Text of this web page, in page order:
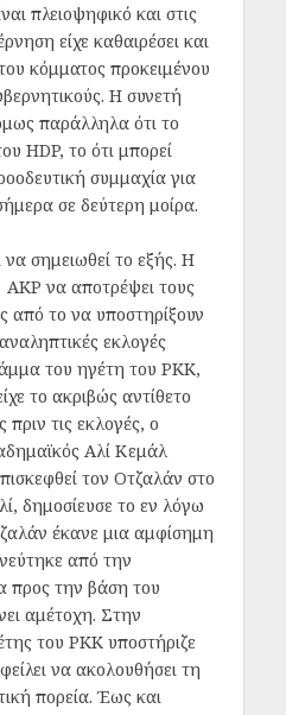
πλειοψηφικό και στις
είχε καθαιρέσει και
κόμματος προκειμένου
Η συνετή
παράλληλα ότι το
HDP, το ότι μπορεί
συμμαχία για
σε δεύτερη μοίρα.
να σημειωθεί το εξής. Η
να αποτρέψει τους
το να υποστηρίξουν
εκλογές
του ηγέτη του PKK,
το ακριβώς αντίθετο
τις εκλογές, ο
Αλί Κεμάλ
τον Οτζαλάν στο
δημοσίευσε το εν λόγω
έκανε μια αμφίσημη
από την
προς την βάση του
αμέτοχη. Στην
του PKK υποστήριζε
να ακολουθήσει τη
πορεία. Έως και